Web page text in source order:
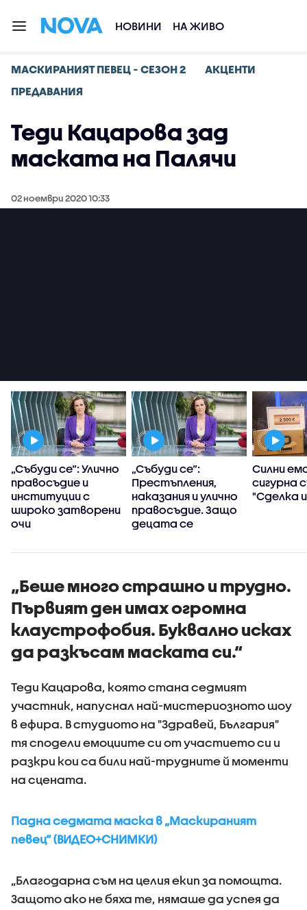
НОВИНИ НА ЖИВО
МАСКИРАНИЯТ ПЕВЕЦ - СЕЗОН 2
АКЦЕНТИ
ПРЕДАВАНИЯ
Теди Кацарова зад
маската на Палячи
02 ноември 2020 10:33
„Събуди се“: Улично
правосъдие и
институции с
широко затворени
очи
„Събуди се“:
Престъпления,
наказания и улично
правосъдие. Защо
децата се
убийци?
Силни
сигурна
"Сделка
„Беше много страшно и трудно.
Първият ден имах огромна
клаустрофобия. Буквално исках
да разкъсам маската си.“
Теди Кацарова, която стана седмият
участник, напуснал най-мистериозното шоу
в ефира. В студиото на "Здравей, България"
тя сподели емоциите си от участието си и
разкри кои са били най-трудните й моменти
на сцената.
Падна седмата маска в „Маскираният
певец“ (ВИДЕО+СНИМКИ)
„Благодарна съм на целия екип за помощта.
Защото ако не бяха те, нямаше да успея да